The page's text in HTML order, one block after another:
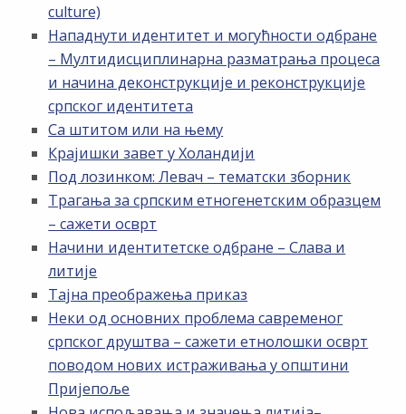
culture)
Нападнути идентитет и могућности одбране
– Мултидисциплинарна разматрања процеса
и начина деконструкције и реконструкције
српског идентитета
Са штитом или на њему
Крајишки завет у Холандији
Под лозинком: Левач – тематски зборник
Трагања за српским етногенетским образцем
– сажети осврт
Начини идентитетске одбране – Слава и
литије
Тајна преображења приказ
Неки од основних проблема савременог
српског друштва – сажети етнолошки осврт
поводом нових истраживања у општини
Пријепоље